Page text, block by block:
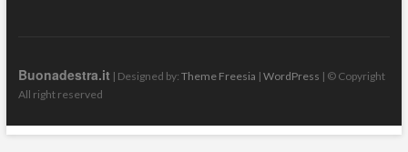
Buonadestra.it | Designed by: Theme Freesia | WordPress | © Copyright
All right reserved